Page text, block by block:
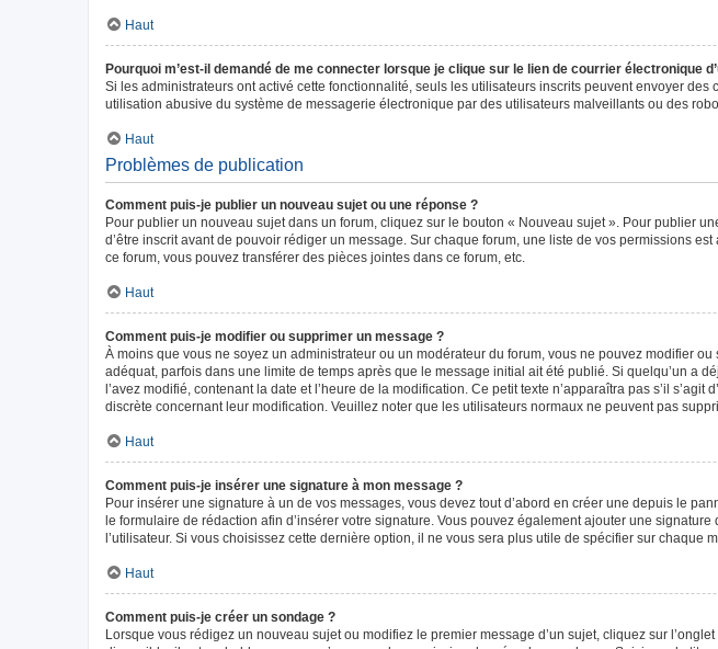
Haut
Pourquoi m’est-il demandé de me connecter lorsque je clique sur le lien de courrier électronique
Si les administrateurs ont activé cette fonctionnalité, seuls les utilisateurs inscrits peuvent envoyer
utilisation abusive du système de messagerie électronique par des utilisateurs malveillants ou des
Haut
Problèmes de publication
Comment puis-je publier un nouveau sujet ou une réponse ?
Pour publier un nouveau sujet dans un forum, cliquez sur le bouton « Nouveau sujet ». Pour publier
d’être inscrit avant de pouvoir rédiger un message. Sur chaque forum, une liste de vos permissions
ce forum, vous pouvez transférer des pièces jointes dans ce forum, etc.
Haut
Comment puis-je modifier ou supprimer un message ?
À moins que vous ne soyez un administrateur ou un modérateur du forum, vous ne pouvez modifier
adéquat, parfois dans une limite de temps après que le message initial ait été publié. Si quelqu’un a
l’avez modifié, contenant la date et l’heure de la modification. Ce petit texte n’apparaîtra pas s’il
discrète concernant leur modification. Veuillez noter que les utilisateurs normaux ne peuvent pas
Haut
Comment puis-je insérer une signature à mon message ?
Pour insérer une signature à un de vos messages, vous devez tout d’abord en créer une depuis le
le formulaire de rédaction afin d’insérer votre signature. Vous pouvez également ajouter une
l’utilisateur. Si vous choisissez cette dernière option, il ne vous sera plus utile de spécifier sur chaque
Haut
Comment puis-je créer un sondage ?
Lorsque vous rédigez un nouveau sujet ou modifiez le premier message d’un sujet, cliquez sur